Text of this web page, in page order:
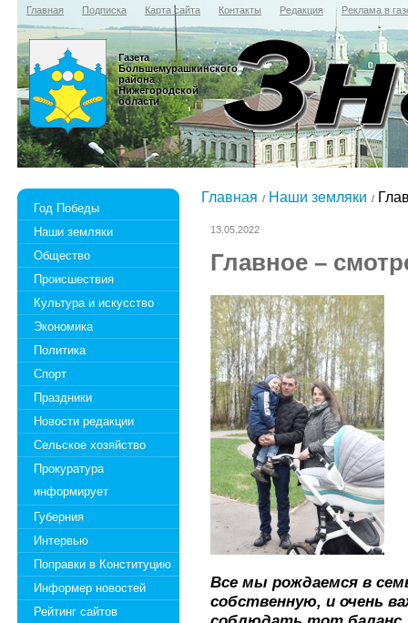
Главная Подписка Карта сайта Контакты Редакция Реклама в
Газета
Большемурашкинского
района
Нижегородской
области
Год Победы
Наши земляки
Общество
Происшествия
Культура и искусство
Экономика
Политика
Спорт
Праздники
Новости редакции
Сельское хозяйство
Прокуратура
информирует
Губерния
Интервью
Поправки в Конституцию
Информер новостей
Рейтинг сайтов
Главная Наши земляки
13.05.2022
Главное –
Все мы рождаемся в
собственную, и очень